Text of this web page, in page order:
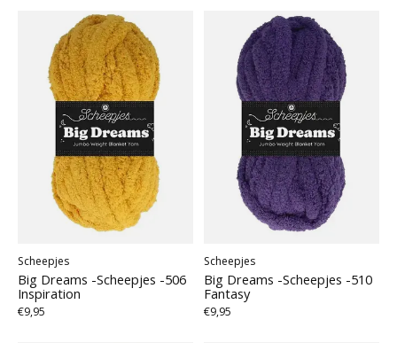
Scheepjes
Big Dreams -Scheepjes -506
Inspiration
€9,95
Scheepjes
Big Dreams -Scheepjes -510
Fantasy
€9,95